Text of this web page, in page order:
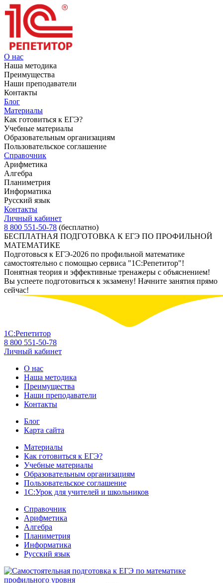
О нас
Наша методика
Преимущества
Наши преподаватели
Контакты
Блог
Материалы
Как готовиться к ЕГЭ?
Учебные материалы
Образовательным организациям
Пользовательское соглашение
Справочник
Арифметика
Алгебра
Планиметрия
Информатика
Русский язык
Контакты
Личный кабинет
8 800 551-50-78 (бесплатно)
БЕСПЛАТНАЯ ПОДГОТОВКА К ЕГЭ ПО ПРОФИЛЬНОЙ
МАТЕМАТИКЕ
Подготовься к ЕГЭ-2026 по профильной математике
самостоятельно с помощью сервиса "1С:Репетитор"!
Понятная теория и эффективные тренажеры с объяснением!
Вы успеете подготовиться к экзамену! Начните занятия прямо
сейчас!
1С:Репетитор
8 800 551-50-78
Личный кабинет
О нас
Наша методика
Преимущества
Наши преподаватели
Контакты
Блог
Карта сайта
Материалы
Как готовиться к ЕГЭ?
Учебные материалы
Образовательным организациям
Пользовательское соглашение
1С:Урок для учителей и школьников
Справочник
Арифметика
Алгебра
Планиметрия
Информатика
Русский язык